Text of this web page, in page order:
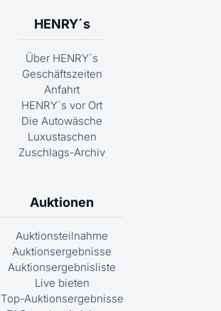
HENRY´s
Über HENRY´s
Geschäftszeiten
Anfahrt
HENRY´s vor Ort
Die Autowäsche
Luxustaschen
Zuschlags-Archiv
Auktionen
Auktionsteilnahme
Auktionsergebnisse
Auktionsergebnisliste
Live bieten
Top-Auktionsergebnisse